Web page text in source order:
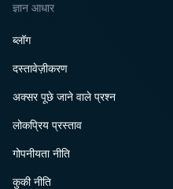
ज्ञान आधार
ब्लॉग
दस्तावेज़ीकरण
अक्सर पूछे जाने वाले प्रश्न
लोकप्रिय प्रस्ताव
गोपनीयता नीति
कुकी नीति